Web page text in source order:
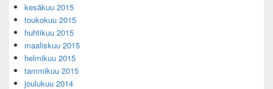
kesäkuu 2015
toukokuu 2015
huhtikuu 2015
maaliskuu 2015
helmikuu 2015
tammikuu 2015
joulukuu 2014